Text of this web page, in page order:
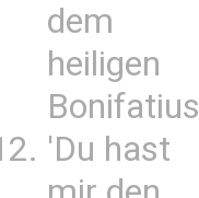
dem
heiligen
Bonifatius
'Du hast